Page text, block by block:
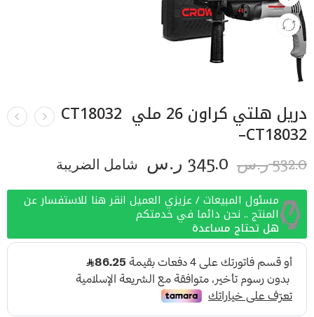
دريل هلتي كراون 26 ملي CT18032
–CT18032
532.0 ر.س 345.0 ر.س شامل الضريبة
مسئول المبيعات / عزيزي العميل انقر هنا للاستفسار عن
المنتج .. نحن دائما في خدمتكم
هل تحتاج مساعدة